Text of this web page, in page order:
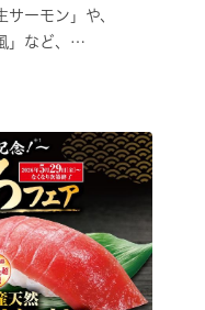
ーモン」や、
など、
い🍣